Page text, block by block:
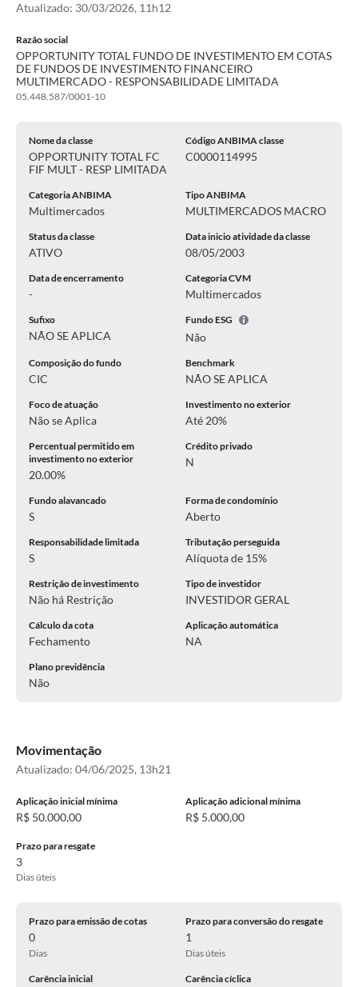
Atualizado: 30/03/2026, 11h12
Razão social
OPPORTUNITY TOTAL FUNDO DE INVESTIMENTO EM COTAS
DE FUNDOS DE INVESTIMENTO FINANCEIRO
MULTIMERCADO - RESPONSABILIDADE LIMITADA
05.448.587/0001-10
Nome da classe
OPPORTUNITY TOTAL FC
FIF MULT - RESP LIMITADA
Código ANBIMA classe
C0000114995
Categoria ANBIMA
Multimercados
Tipo ANBIMA
MULTIMERCADOS MACRO
Status da classe
ATIVO
Data inicio atividade da classe
08/05/2003
Data de encerramento
-
Categoria CVM
Multimercados
Sufixo
NÃO SE APLICA
Fundo ESG
Não
Composição do fundo
CIC
Benchmark
NÃO SE APLICA
Foco de atuação
Não se Aplica
Investimento no exterior
Até 20%
Percentual permitido em
investimento no exterior
20.00%
Crédito privado
N
Fundo alavancado
S
Forma de condomínio
Aberto
Responsabilidade limitada
S
Tributação perseguida
Alíquota de 15%
Restrição de investimento
Não há Restrição
Tipo de investidor
INVESTIDOR GERAL
Cálculo da cota
Fechamento
Aplicação automática
NA
Plano previdência
Não
Movimentação
Atualizado: 04/06/2025, 13h21
Aplicação inicial mínima
R$ 50.000,00
Aplicação adicional mínima
R$ 5.000,00
Prazo para resgate
3
Dias úteis
Prazo para emissão de cotas
0
Dias
Prazo para conversão do resgate
1
Dias úteis
Carência inicial Carência cíclica